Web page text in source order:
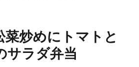
め
と
空
菜炒めにトマトと
サラダ弁当